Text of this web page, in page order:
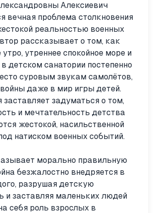
Алексиевич
вечная проблема столкновения
реальностью военных
рассказывает о том, как
утреннее спокойное море и
детском санатории постепенно
суровым звукам самолётов,
даже в мир игры детей.
заставляет задуматься о том,
и мечтательность детства
жестокой, насильственной
натиском военных событий.
морально правильную
безжалостно внедряется в
разрушая детскую
и заставляя маленьких людей
себя роль взрослых в